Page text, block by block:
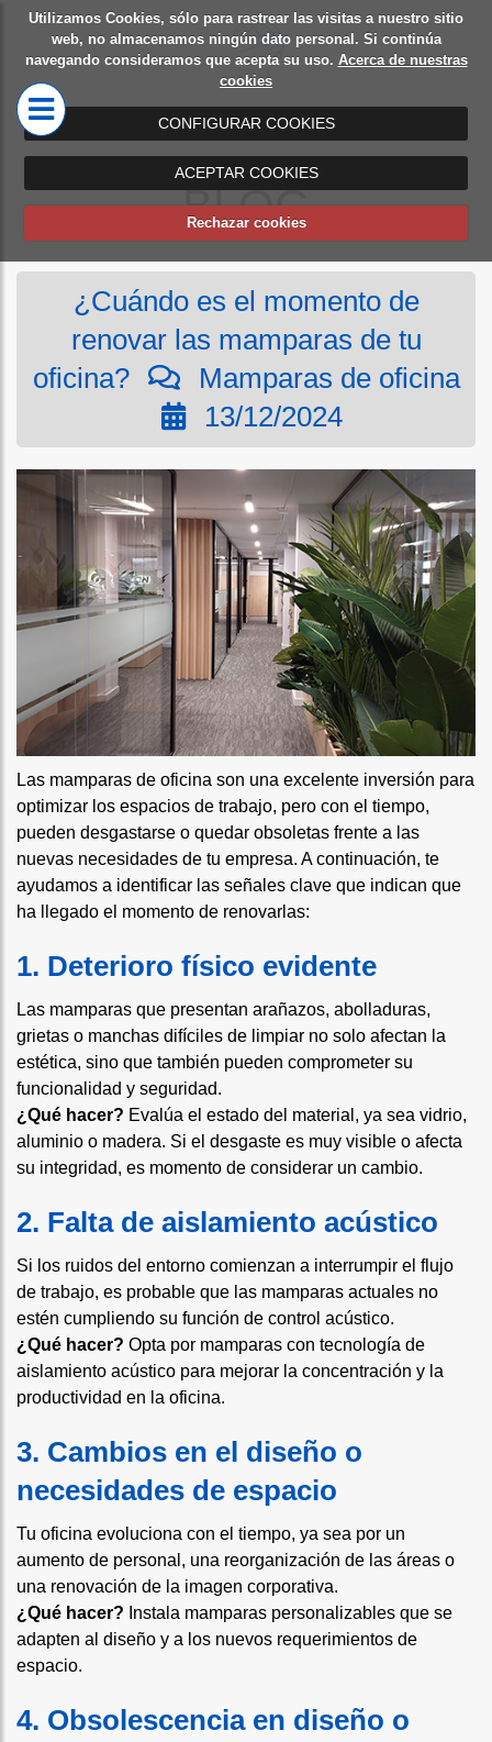
Utilizamos Cookies, sólo para rastrear las visitas a nuestro sitio
web, no almacenamos ningún dato personal. Si continúa
navegando consideramos que acepta su uso. Acerca de nuestras
cookies
CONFIGURAR COOKIES
ACEPTAR COOKIES
Rechazar cookies
Diseño
de
oficinas
Mamparas
de oficina
BLOG
¿Cuándo es el momento de
renovar las mamparas de tu
oficina?
Mamparas de oficina
13/12/2024
Las mamparas de oficina son una excelente inversión para
optimizar los espacios de trabajo, pero con el tiempo,
pueden desgastarse o quedar obsoletas frente a las
nuevas necesidades de tu empresa. A continuación, te
ayudamos a identificar las señales clave que indican que
ha llegado el momento de renovarlas:
1. Deterioro físico evidente
Las mamparas que presentan arañazos, abolladuras,
grietas o manchas difíciles de limpiar no solo afectan la
estética, sino que también pueden comprometer su
funcionalidad y seguridad.
¿Qué hacer? Evalúa el estado del material, ya sea vidrio,
aluminio o madera. Si el desgaste es muy visible o afecta
su integridad, es momento de considerar un cambio.
2. Falta de aislamiento acústico
Si los ruidos del entorno comienzan a interrumpir el flujo
de trabajo, es probable que las mamparas actuales no
estén cumpliendo su función de control acústico.
¿Qué hacer? Opta por mamparas con tecnología de
aislamiento acústico para mejorar la concentración y la
productividad en la oficina.
3. Cambios en el diseño o
necesidades de espacio
Tu oficina evoluciona con el tiempo, ya sea por un
aumento de personal, una reorganización de las áreas o
una renovación de la imagen corporativa.
¿Qué hacer? Instala mamparas personalizables que se
adapten al diseño y a los nuevos requerimientos de
espacio.
4. Obsolescencia en diseño o